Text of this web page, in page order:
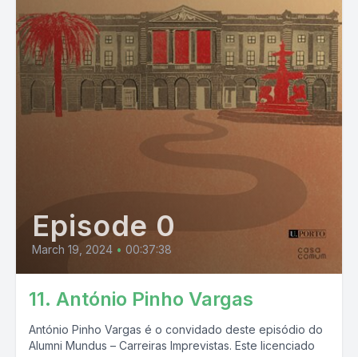
Episode 0
March 19, 2024 • 00:37:38
11. António Pinho Vargas
António Pinho Vargas é o convidado deste episódio do
Alumni Mundus – Carreiras Imprevistas. Este licenciado